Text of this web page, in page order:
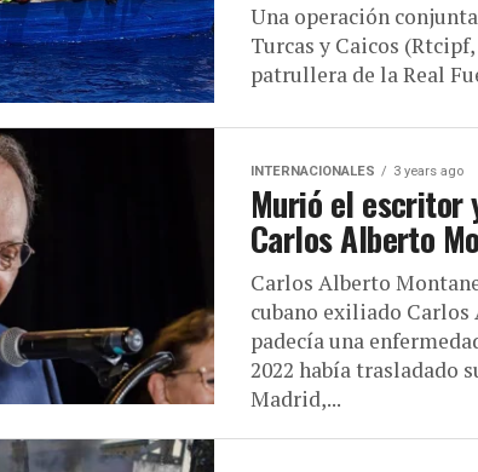
Una operación
Turcas y Caicos
patrullera de la Real
INTERNACIONALES 3 years ago
Murió el escritor
Carlos Alberto
Carlos Alberto
cubano exiliado
padecía una
2022 había trasladado
Madrid,...